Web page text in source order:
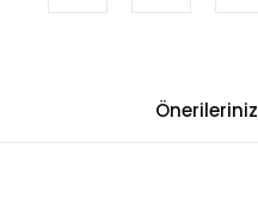
Önerileriniz